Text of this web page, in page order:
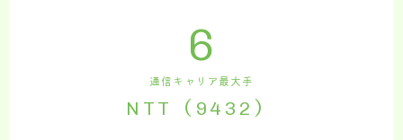
6
通信キャリア最大手
NTT（9432）